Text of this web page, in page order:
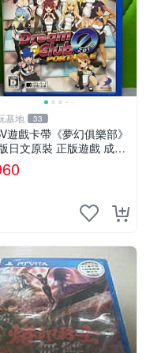
基地 33
遊戲卡帶《夢幻俱樂部》
日文原裝 正版遊戲 成色
圖實況保真 PSV遊戲 日版
測試無誤 美品保證